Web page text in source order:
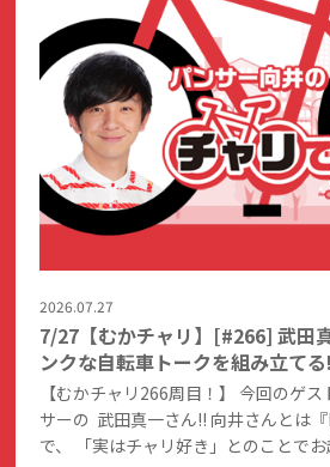
2026.07.27
7/27【むかチャリ】[#266] 武田
ンクな自転車トークを組み立て
【むかチャリ266周目！】 今回のゲ
サーの 武田真一さん!! 向井さんとは
で、 「実はチャリ好き」とのことでお